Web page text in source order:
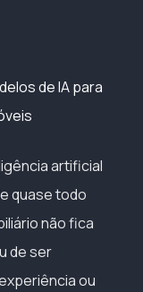
de IA para
artificial
quase todo
não fica
de ser
ou